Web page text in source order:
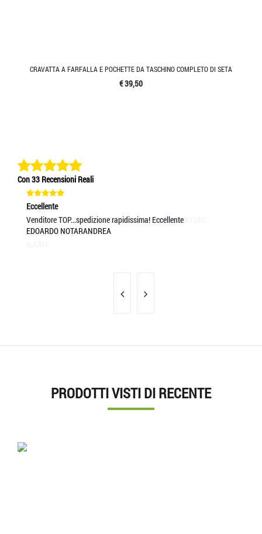
CRAVATTA A FARFALLA E POCHETTE DA TASCHINO COMPLETO DI SETA
€ 39,50
Con 33 Recensioni Reali
Eccellente
Venditore TOP...spedizione rapidissima! Eccellente
EDOARDO NOTARANDREA
PRODOTTI VISTI DI RECENTE
'.'